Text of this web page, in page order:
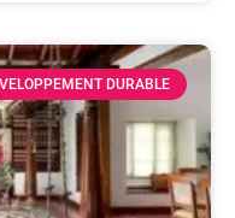
DURABLE